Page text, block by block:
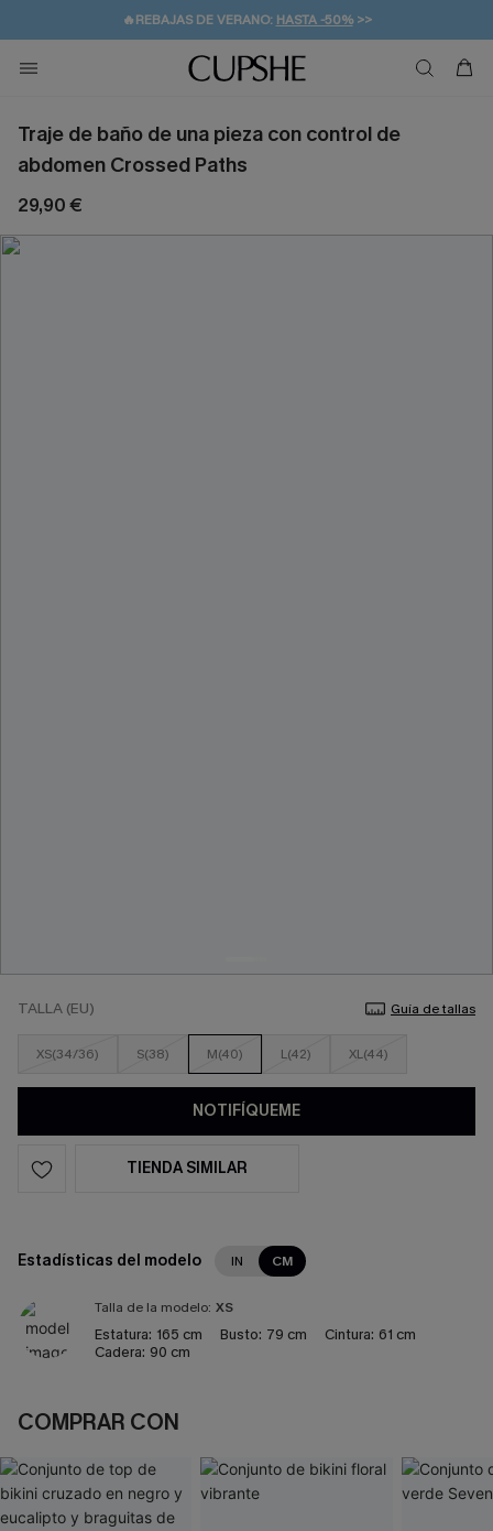
👒PROMOCIÓN DE VERANO:-10% EN 2 VESTIDOS
💌¡SUSCRIBIRSE & GANAR -10% EXTRA!
🚚ENVÍO GRATUITO A PARTIR DE 49 € >>
Traje de baño de una pieza con control de
abdomen Crossed Paths
29,90 €
TALLA (EU) Guía de tallas
XS(34/36) S(38) M(40) L(42) XL(44)
NOTIFÍQUEME
TIENDA SIMILAR
Estadísticas del modelo IN CM
Talla de la modelo: XS
Estatura: 165 cm Busto: 79 cm Cintura: 61 cm
Cadera: 90 cm
COMPRAR CON